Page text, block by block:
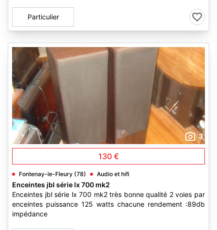
Particulier
3
130 €
Fontenay-le-Fleury (78) Audio et hifi
Enceintes jbl série lx 700 mk2
Enceintes jbl série lx 700 mk2 très bonne qualité 2 voies par
enceintes puissance 125 watts chacune rendement :89db
impédance